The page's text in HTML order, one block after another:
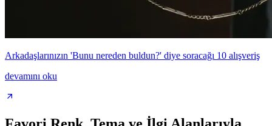
Arkadaşlarınızın 'Bunu nereden buldun?' diye soracağı 10 alışveriş
devamını oku